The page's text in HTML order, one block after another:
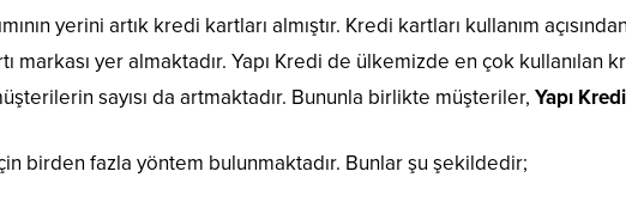
yerini artık kredi kartları almıştır. Kredi kartları kullanım
markası yer almaktadır. Yapı Kredi de ülkemizde en çok kullanılan
sayısı da artmaktadır. Bununla birlikte müşteriler, Yapı
birden fazla yöntem bulunmaktadır. Bunlar şu şekildedir;